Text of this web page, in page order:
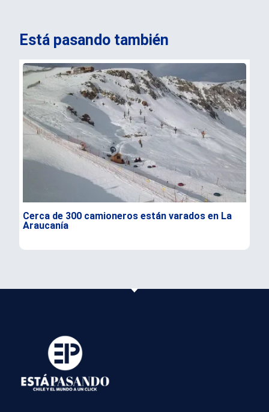
Está pasando también
Cerca de 300 camioneros están varados en La
Araucanía